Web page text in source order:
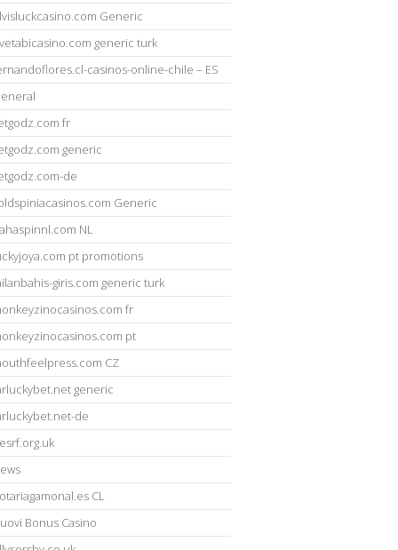
Generic
generic turk
casinos-online-chile – ES
fr
generic
de
Generic
NL
pt promotions
giris.com generic turk
fr
pt
CZ
generic
de
CL
Bonus Casino